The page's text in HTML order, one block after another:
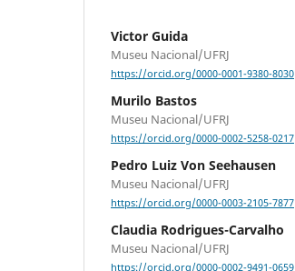
Victor Guida
Museu Nacional/UFRJ
https://orcid.org/0000-0001-9380-8030
Murilo Bastos
Museu Nacional/UFRJ
https://orcid.org/0000-0002-5258-0217
Pedro Luiz Von Seehausen
Museu Nacional/UFRJ
https://orcid.org/0000-0003-2105-7877
Claudia Rodrigues-Carvalho
Museu Nacional/UFRJ
https://orcid.org/0000-0002-9491-0659